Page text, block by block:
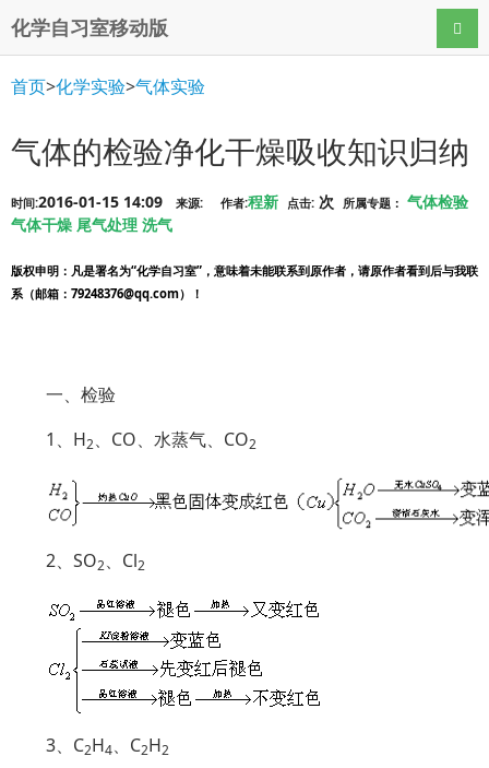
化学自习室移动版 导航
首页>化学实验>气体实验
气体的检验净化干燥吸收知识归纳
时间:2016-01-15 14:09 来源: 作者:程新 点击: 次 所属专题： 气体检验
气体干燥 尾气处理 洗气
版权申明 ：凡是署名为“化学自习室”，意味着未能联系到原作者，请原作者看到后与我联
系（邮箱：79248376@qq.com）！
一、检验
1、H2、CO、水蒸气、CO2
2、SO2、Cl2
3、C2H4、C2H2